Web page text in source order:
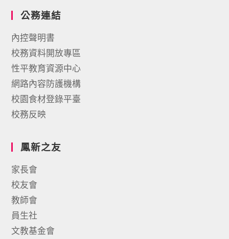
公務連結
內控聲明書
校務資料開放專區
性平教育資源中心
網路內容防護機構
校園食材登錄平臺
校務反映
鳳新之友
家長會
校友會
教師會
員生社
文教基金會